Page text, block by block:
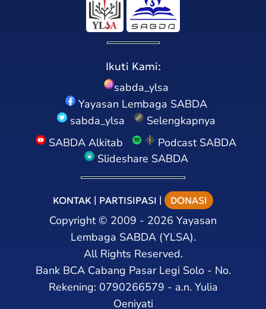
Ikuti Kami:
sabda_ylsa
Yayasan Lembaga SABDA
sabda_ylsa
Selengkapnya
SABDA Alkitab
Podcast SABDA
Slideshare SABDA
KONTAK | PARTISIPASI | DONASI
Copyright© 2009 - 2026 Yayasan
Lembaga SABDA (YLSA).
All Rights Reserved.
Bank BCA Cabang Pasar Legi Solo - No.
Rekening: 0790266579 - a.n. Yulia
Oeniyati